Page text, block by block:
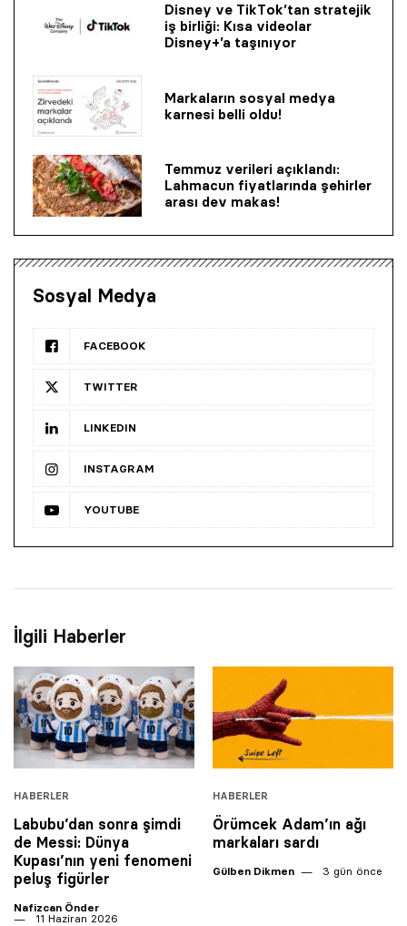
Disney ve TikTok’tan stratejik
iş birliği: Kısa videolar
Disney+’a taşınıyor
Markaların sosyal medya
karnesi belli oldu!
Temmuz verileri açıklandı:
Lahmacun fiyatlarında şehirler
arası dev makas!
Sosyal Medya
FACEBOOK
TWITTER
LINKEDIN
INSTAGRAM
YOUTUBE
İlgili Haberler
HABERLER
Labubu’dan sonra şimdi
de Messi: Dünya
Kupası’nın yeni fenomeni
peluş figürler
Nafizcan Önder
11 Haziran 2026
HABERLER
Örümcek Adam’ın ağı
markaları sardı
Gülben Dikmen 3 gün önce